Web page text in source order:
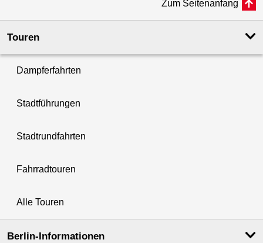
Zum Seitenanfang
Touren
Dampferfahrten
Stadtführungen
Stadtrundfahrten
Fahrradtouren
Alle Touren
Berlin-Informationen